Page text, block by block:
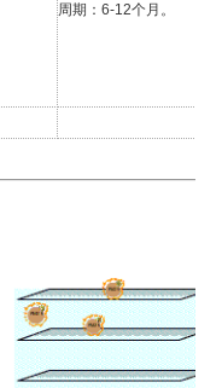
周期：6-12个月。